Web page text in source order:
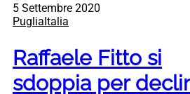
5 Settembre 2020
PugliaItalia
Raffaele Fitto si
sdoppia per